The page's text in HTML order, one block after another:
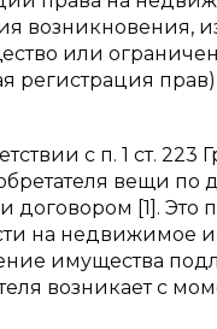
возникновения,
или
регистрация прав)
с п. 1 ст.
вещи
договором [1].
на недвижимое
имущества
возникает с